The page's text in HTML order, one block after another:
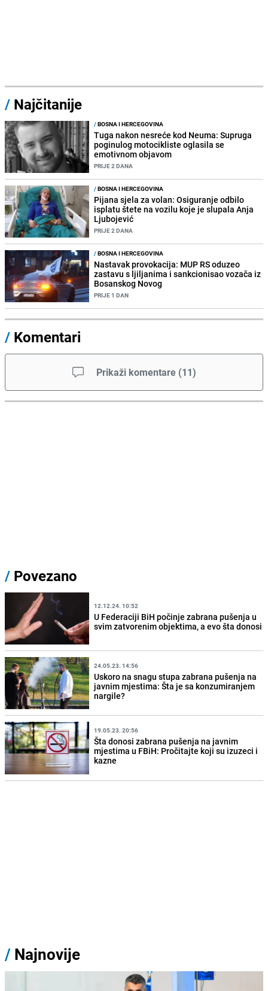
/ Najčitanije
/BOSNA I HERCEGOVINA
Tuga nakon nesreće kod Neuma: Supruga
poginulog motocikliste oglasila se
emotivnom objavom
PRIJE 2 DANA
/BOSNA I HERCEGOVINA
Pijana sjela za volan: Osiguranje odbilo
isplatu štete na vozilu koje je slupala Anja
Ljubojević
PRIJE 2 DANA
/BOSNA I HERCEGOVINA
Nastavak provokacija: MUP RS oduzeo
zastavu s ljiljanima i sankcionisao vozača iz
Bosanskog Novog
PRIJE 1 DAN
/ Komentari
Prikaži komentare (11)
/ Povezano
12.12.24. 10:52
U Federaciji BiH počinje zabrana pušenja u
svim zatvorenim objektima, a evo šta donosi
24.05.23. 14:56
Uskoro na snagu stupa zabrana pušenja na
javnim mjestima: Šta je sa konzumiranjem
nargile?
19.05.23. 20:56
Šta donosi zabrana pušenja na javnim
mjestima u FBiH: Pročitajte koji su izuzeci i
kazne
/ Najnovije